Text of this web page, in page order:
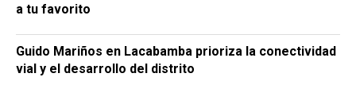
a tu favorito
Guido Mariños en Lacabamba prioriza la conectividad
vial y el desarrollo del distrito